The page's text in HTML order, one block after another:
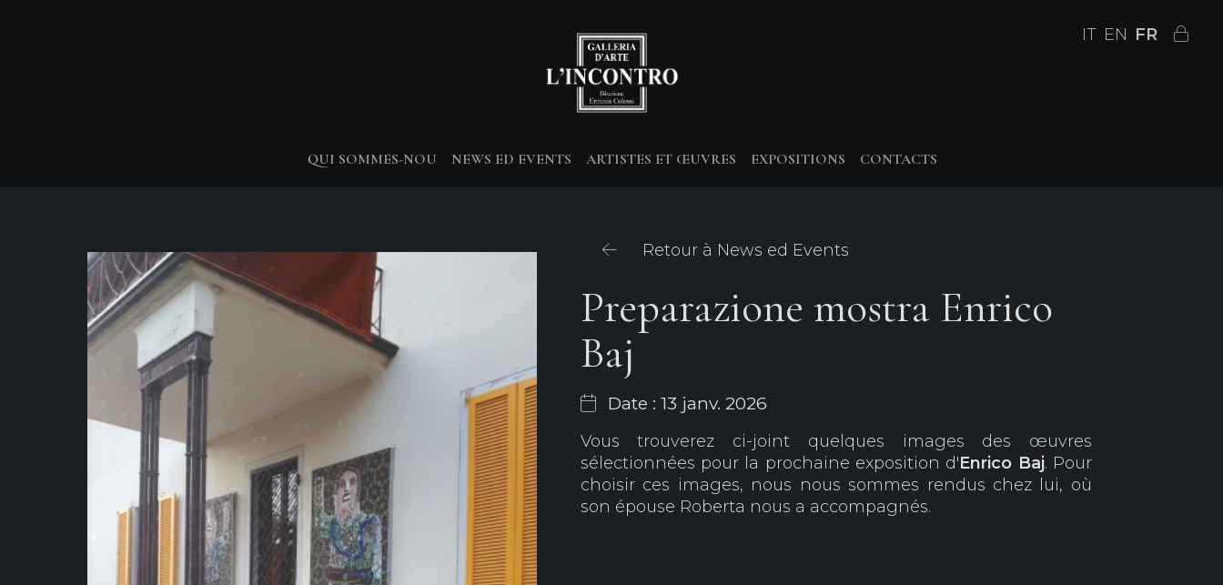
IT EN FR
QUI SOMMES-NOU NEWS ED EVENTS ARTISTES ET ŒUVRES EXPOSITIONS CONTACTS
Retour à News ed Events
Preparazione mostra Enrico
Baj
Date : 13 janv. 2026
Vous trouverez ci-joint quelques images des œuvres
sélectionnées pour la prochaine exposition d'Enrico Baj. Pour
choisir ces images, nous nous sommes rendus chez lui, où
son épouse Roberta nous a accompagnés.